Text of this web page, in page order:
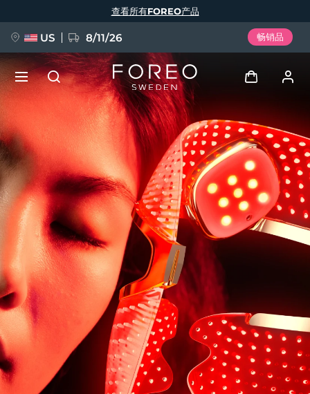
查看所有FOREO产品
US 8/11/26 畅销品
登录
用户信息
我的设备
我的订单
新品
FAQ™ Pure Beauty-Tech Elixir
BREAKING NEWS
issa™ Teeth Whitening Set
FAQ™ Dual LED Panel
语言
English Deutsch
Español
Français
Italiano
Português
Polski
Svenska
Русский
Türkçe
简体中文 繁體中文
发货国家
美国 预计送达日期 8/11/26
英国 预计送达日期8/10/26